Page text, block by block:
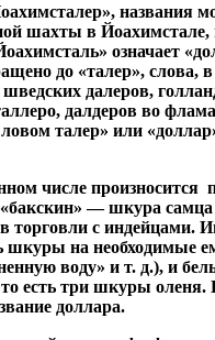
названия
шахты в
означает
до «талер», слова,
далеров,
далдеров во
талер» или
числе произносится
«бакскин» — шкура
торговли с индейцами.
шкуры на необходимые
воду» и т. д.), и
то есть три шкуры оленя.
доллара.